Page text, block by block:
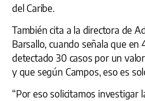
del Caribe.
También cita a la directora de
Barsallo, cuando señala que en
detectado 30 casos por un valor
y que según Campos, eso es
“Por eso solicitamos investigar